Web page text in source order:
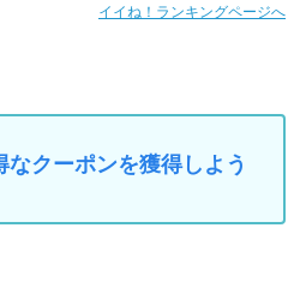
イイね！ランキングページへ
クーポンを獲得しよう